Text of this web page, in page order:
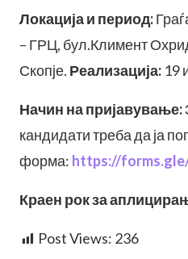
Локација и период:
– ГРЦ, бул.Климент
Скопје. Реализација: 19
Начин на пријавување:
кандидати треба да ја
форма: https://
Краен рок за
Post Views: 236